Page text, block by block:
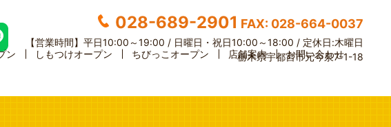
028-689-2901 FAX: 028-664-0037
【営業時間】 平日10:00～19:00 / 日曜日・祝日10:00～18:00 / 定休日:木曜日
栃木県宇都宮市元今泉7-1-18
ン しもつけオープン ちびっこオープン 店舗案内 お問い合わせ